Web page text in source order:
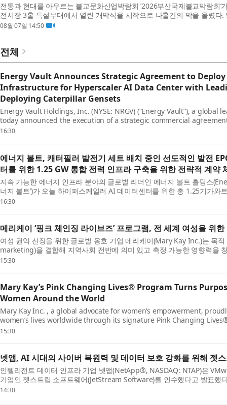
전통과 현대를 아우르는 불교문화산업박람회 ‘2026부산국제불교박람회’
전시장 3홀 특설무대에서 열린 개막식을 시작으로 나흘간의 막을 올렸
스 규모로 열리며, 관람객 7만...
08월 07일 14:50
전체
Energy Vault Announces Strategic Agreement to
Infrastructure for Hyperscaler AI Data Center with
Deploying Caterpillar Gensets
Energy Vault Holdings, Inc. (NYSE: NRGV) (“Energy Vault”), a
today announced the execution of a strategic commercial
battery energy storage systems ...
16:30
에너지 볼트, 캐터필러 발전기 세트 배치 중인 선도적인 발전
터를 위한 1.25 GW 통합 전력 인프라 구축을 위한 전략적 계약
지속 가능한 에너지 인프라 분야의 글로벌 리더인 에너지 볼트 홀딩스
너지 볼트’)가 오늘 하이퍼스케일러 AI 데이터센터를 위한 총 1.25기가와
지원하기 위해 배터리 에너...
16:30
메리케이 ‘핑크 체인징 라이브즈’ 프로그램, 전 세계 여성을 위
여성 권익 신장을 위한 글로벌 옹호 기업 메리케이(Mary Kay Inc.)는 목
marketing)을 결합해 지역사회 전반에 의미 있고 측정 가능한 영향력을
니처 핑크 체인징 라이브즈(Pink Chang...
15:30
Mary Kay’s Pink Changing Lives® Program Turns
Women Around the World
Mary Kay Inc. , a global advocate for women’s empowerment,
women’s lives worldwide through its signature Pink Changing
initiative that blends purpose-driven givi...
15:30
넷앱, AI 시대의 사이버 복원력 및 데이터 보호 강화를 위해 젯
인텔리전트 데이터 인프라 기업 넷앱(NetApp®, NASDAQ: NTAP)은
기업인 젯스트림 소프트웨어(JetStream Software)를 인수했다고 발표했
계속 VMware를 활용하고 있다. 기업...
14:30